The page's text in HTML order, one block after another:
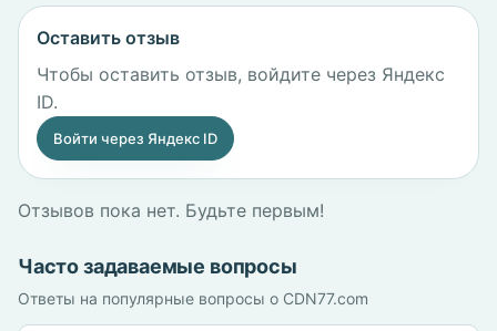
Оставить отзыв
Чтобы оставить отзыв, войдите через Яндекс
ID.
Войти через Яндекс ID
Отзывов пока нет. Будьте первым!
Часто задаваемые вопросы
Ответы на популярные вопросы о CDN77.com